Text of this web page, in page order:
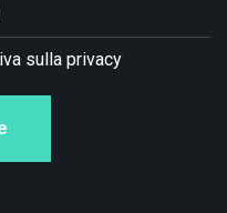
sulla privacy